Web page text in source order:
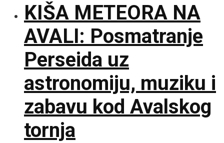
KIŠA METEORA NA
AVALI: Posmatranje
Perseida uz
astronomiju, muziku i
zabavu kod Avalskog
tornja